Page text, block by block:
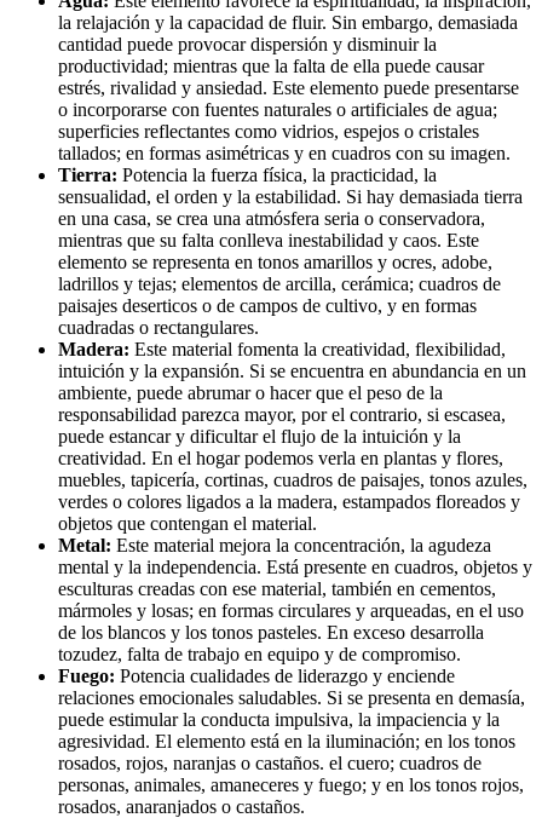
la relajación y la capacidad de fluir. Sin embargo, demasiada
cantidad puede provocar dispersión y disminuir la
productividad; mientras que la falta de ella puede causar
estrés, rivalidad y ansiedad. Este elemento puede presentarse
o incorporarse con fuentes naturales o artificiales de agua;
superficies reflectantes como vidrios, espejos o cristales
tallados; en formas asimétricas y en cuadros con su imagen.
Tierra: Potencia la fuerza física, la practicidad, la
sensualidad, el orden y la estabilidad. Si hay demasiada tierra
en una casa, se crea una atmósfera seria o conservadora,
mientras que su falta conlleva inestabilidad y caos. Este
elemento se representa en tonos amarillos y ocres, adobe,
ladrillos y tejas; elementos de arcilla, cerámica; cuadros de
paisajes deserticos o de campos de cultivo, y en formas
cuadradas o rectangulares.
Madera: Este material fomenta la creatividad, flexibilidad,
intuición y la expansión. Si se encuentra en abundancia en un
ambiente, puede abrumar o hacer que el peso de la
responsabilidad parezca mayor, por el contrario, si escasea,
puede estancar y dificultar el flujo de la intuición y la
creatividad. En el hogar podemos verla en plantas y flores,
muebles, tapicería, cortinas, cuadros de paisajes, tonos azules,
verdes o colores ligados a la madera, estampados floreados y
objetos que contengan el material.
Metal: Este material mejora la concentración, la agudeza
mental y la independencia. Está presente en cuadros, objetos y
esculturas creadas con ese material, también en cementos,
mármoles y losas; en formas circulares y arqueadas, en el uso
de los blancos y los tonos pasteles. En exceso desarrolla
tozudez, falta de trabajo en equipo y de compromiso.
Fuego: Potencia cualidades de liderazgo y enciende
relaciones emocionales saludables. Si se presenta en demasía,
puede estimular la conducta impulsiva, la impaciencia y la
agresividad. El elemento está en la iluminación; en los tonos
rosados, rojos, naranjas o castaños. el cuero; cuadros de
personas, animales, amaneceres y fuego; y en los tonos rojos,
rosados, anaranjados o castaños.